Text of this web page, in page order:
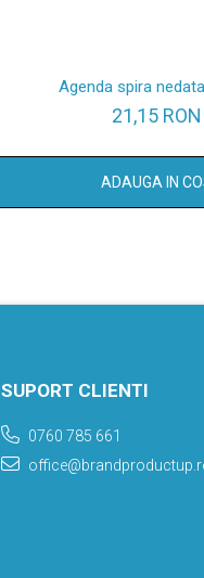
Agenda spira
21,15 RON
ADAUGA IN
SUPORT CLIENTI
0760 785 661